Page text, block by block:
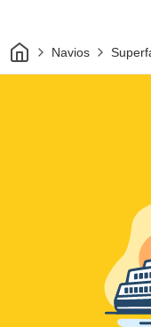
CasaNavios